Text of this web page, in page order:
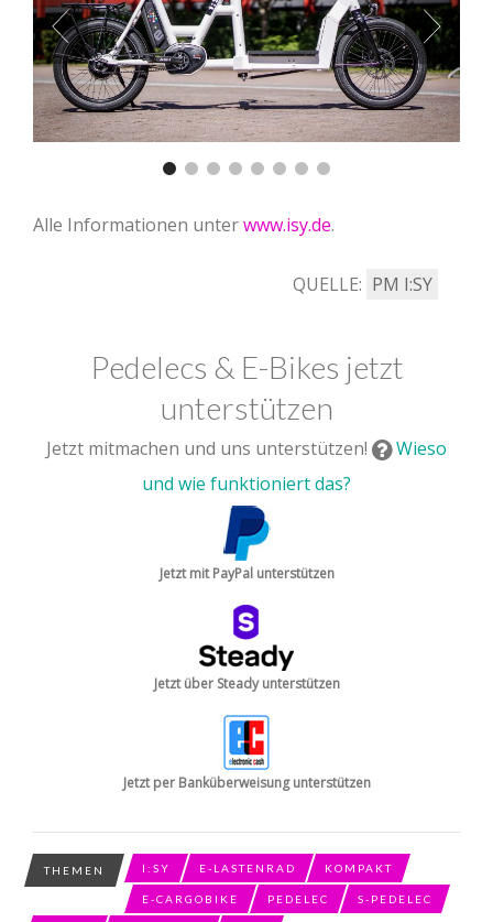
Alle Informationen unterwww.isy.de.
QUELLE: PM I:SY
Pedelecs & E-Bikes jetzt
unterstützen
Jetzt mitmachen und uns unterstützen!
Wieso
und wie funktioniert das?
Jetzt mit PayPal unterstützen
Jetzt über Steady unterstützen
Jetzt per Banküberweisung unterstützen
THEMEN I:SY E-LASTENRAD KOMPAKT
E-CARGOBIKE PEDELEC S-PEDELEC